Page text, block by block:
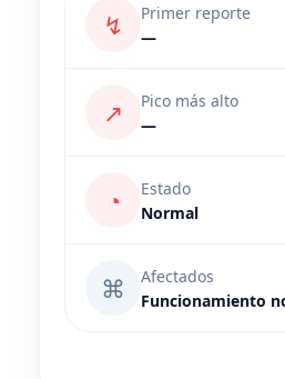
↯
Primer reporte
—
↗
Pico más alto
—
◔
Estado
Normal
⌘
Afectados
Funcionamiento